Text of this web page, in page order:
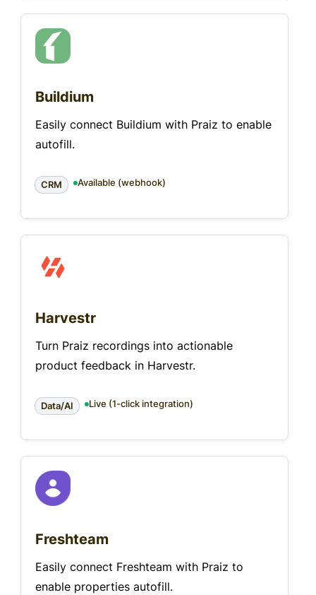
Buildium
Easily connect Buildium with Praiz to enable
autofill.
CRM Available (webhook)
Harvestr
Turn Praiz recordings into actionable
product feedback in Harvestr.
Data/AI Live (1-click integration)
Freshteam
Easily connect Freshteam with Praiz to
enable properties autofill.